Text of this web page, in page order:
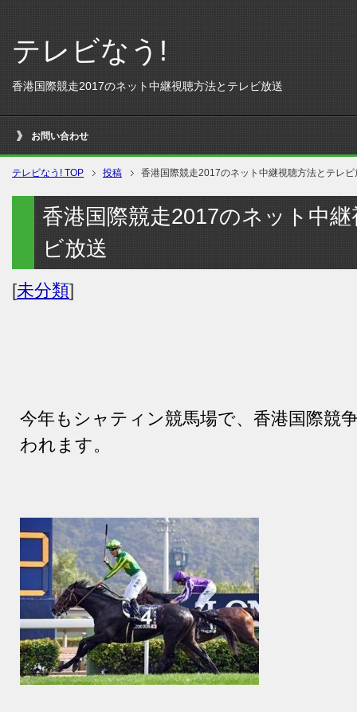
テレビなう!
香港国際競走2017のネット中継視聴方法とテレビ放送
お問い合わせ
テレビなう! TOP 投稿 香港国際競走2017のネット中継視聴方法とテレビ
香港国際競走2017のネット中
ビ放送
[未分類]
今年もシャティン競馬場で、香港国際競
われます。